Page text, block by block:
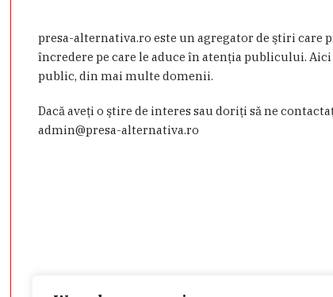
presa-alternativa.ro este un agregator de ştiri
încredere pe care le aduce în atenţia publicului.
public, din mai multe domenii.
Dacă aveţi o ştire de interes sau doriţi să ne
admin@presa-alternativa.ro